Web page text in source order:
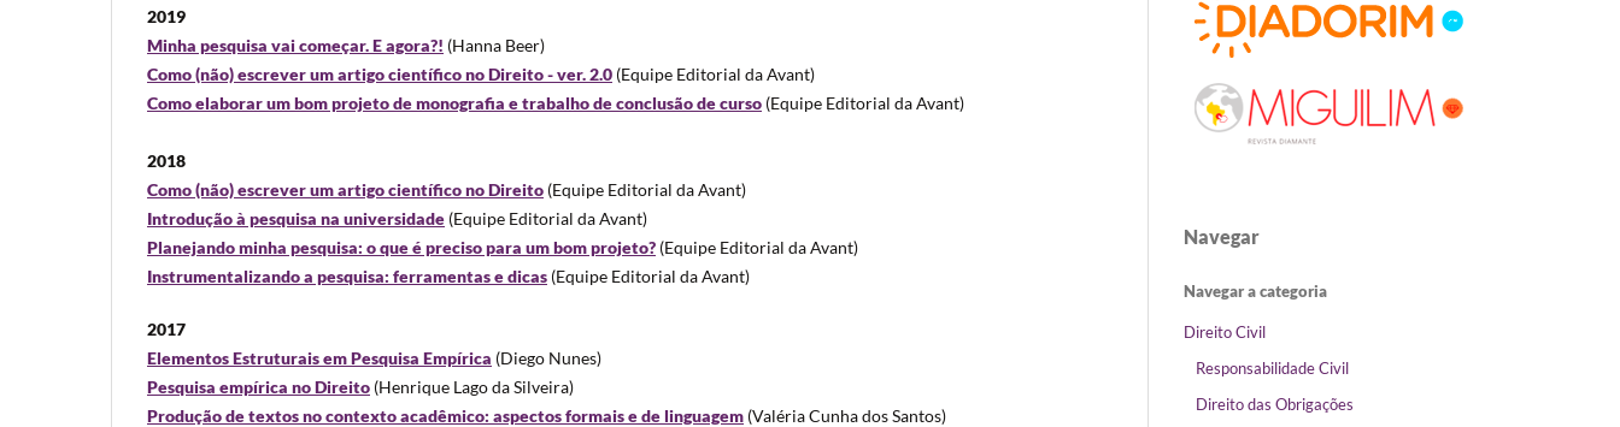
2019
Minha pesquisa vai começar. E agora?! (Hanna Beer)
Como (não) escrever um artigo científico no Direito - ver. 2.0 (Equipe Editorial da Avant)
Como elaborar um bom projeto de monografia e trabalho de conclusão de curso (Equipe Editorial da Avant)
2018
Como (não) escrever um artigo científico no Direito (Equipe Editorial da Avant)
Introdução à pesquisa na universidade (Equipe Editorial da Avant)
Planejando minha pesquisa: o que é preciso para um bom projeto? (Equipe Editorial da Avant)
Instrumentalizando a pesquisa: ferramentas e dicas (Equipe Editorial da Avant)
2017
Elementos Estruturais em Pesquisa Empírica (Diego Nunes)
Pesquisa empírica no Direito (Henrique Lago da Silveira)
Produção de textos no contexto acadêmico: aspectos formais e de linguagem (Valéria Cunha dos Santos)
Navegar
Navegar a categoria
Direito Civil
Responsabilidade Civil
Direito das Obrigações